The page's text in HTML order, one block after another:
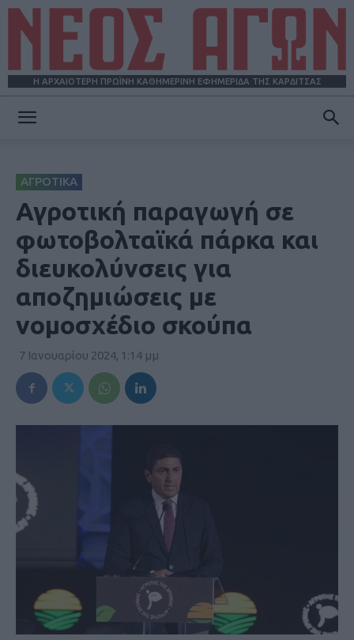
Η ΑΡΧΑΙΟΤΕΡΗ ΠΡΩΪΝΗ ΚΑΘΗΜΕΡΙΝΗ ΕΦΗΜΕΡΙΔΑ ΤΗΣ ΚΑΡΔΙΤΣΑΣ
ΑΓΡΟΤΙΚΑ
Αγροτική παραγωγή σε
φωτοβολταϊκά πάρκα και
διευκολύνσεις για
αποζημιώσεις με
νομοσχέδιο σκούπα
7 Ιανουαρίου 2024, 1:14 μμ